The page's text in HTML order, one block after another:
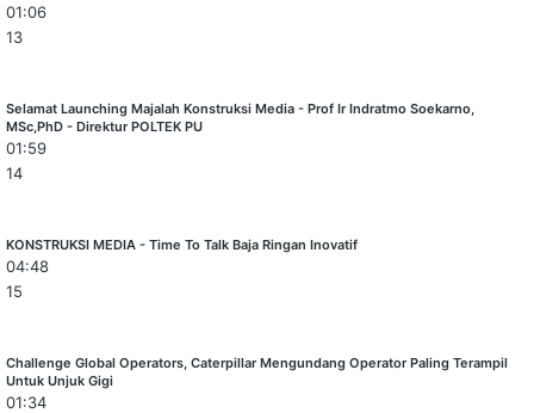
01:06
13
Selamat Launching Majalah Konstruksi Media - Prof Ir Indratmo Soekarno,
MSc,PhD - Direktur POLTEK PU
01:59
14
KONSTRUKSI MEDIA - Time To Talk Baja Ringan Inovatif
04:48
15
Challenge Global Operators, Caterpillar Mengundang Operator Paling Terampil
Untuk Unjuk Gigi
01:34